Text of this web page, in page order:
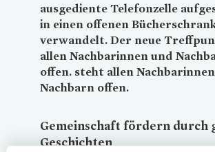
ausgediente Telefonzelle
in einen offenen
verwandelt. Der neue
allen Nachbarinnen und
offen. steht allen
Nachbarn offen.
Gemeinschaft fördern durch
Geschichten